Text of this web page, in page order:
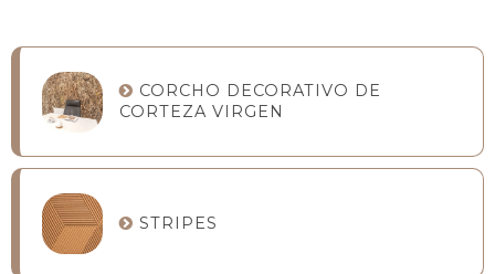
CORCHO DECORATIVO DE
CORTEZA VIRGEN
STRIPES